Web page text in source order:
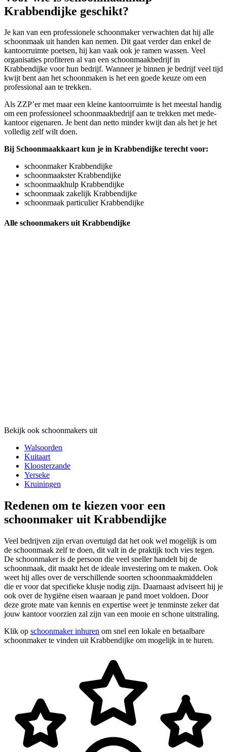
Krabbendijke geschikt?
Je kan van een professionele schoonmaker verwachten dat hij alle
schoonmaak uit handen kan nemen. Dit gaat verder dan enkel de
kantoorruimte poetsen, hij kan vaak ook je ramen wassen. Veel
organisaties profiteren al van een schoonmaakbedrijf in
Krabbendijke voor hun bedrijf. Wanneer je binnen je bedrijf veel tijd
kwijt bent aan het schoonmaken is het een goede keuze om een
professional aan te trekken.
Als ZZP’er met maar een kleine kantoorruimte is het meestal handig
om een professioneel schoonmaakbedrijf aan te trekken met mede-
kantoor eigenaren. Je bent dan netto minder kwijt dan als het je het
volledig zelf wilt doen.
Bij Schoonmaakkaart kun je in Krabbendijke terecht voor:
schoonmaker Krabbendijke
schoonmaakster Krabbendijke
schoonmaakhulp Krabbendijke
schoonmaak zakelijk Krabbendijke
schoonmaak particulier Krabbendijke
Alle schoonmakers uit Krabbendijke
Bekijk ook schoonmakers uit
Walsoorden
Kuitaart
Kloosterzande
Yerseke
Kruiningen
Redenen om te kiezen voor een
schoonmaker uit Krabbendijke
Veel bedrijven zijn ervan overtuigd dat het ook wel mogelijk is om
de schoonmaak zelf te doen, dit valt in de praktijk toch vies tegen.
De schoonmaker is de persoon die veel sneller handelt bij de
schoonmaak, dit maakt het de ideale investering om te maken. Ook
weet hij alles over de verschillende soorten schoonmaakmiddelen
die er voor dat specifieke klusje nodig zijn. Daarnaast adviseert hij je
ook over de hygiëne eisen waaraan je pand moet voldoen. Door
deze grote mate van kennis en expertise weet je tenminste zeker dat
jouw kantoor voorzien zal zijn van een mooie en schone uitstraling.
Klik op schoonmaker inhuren om snel een lokale en betaalbare
schoonmaker te vinden uit Krabbendijke om mogelijk in te huren.